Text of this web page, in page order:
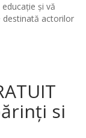
și vă
destinată actorilor
si